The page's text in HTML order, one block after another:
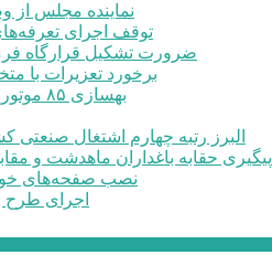
نماینده مجلس از
توقف اجرای
ضرورت تشکیل قرارگاه
برخورد تعزیرات با متخلفان
بهسازی ۸۵ موتورخانه در البرز طی سه‌ماهه نخست امسال
البرز رتبه چهارم اشتغال صنعتی کشور؛ ۱۸۶ هزار نفر شاغل در
پیگیری حقابه باغداران ماهدشت و
نصب صفحه‌های
اجرای طرح بهسازی